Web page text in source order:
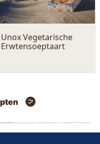
Unox Vegetarische
Erwtensoeptaart